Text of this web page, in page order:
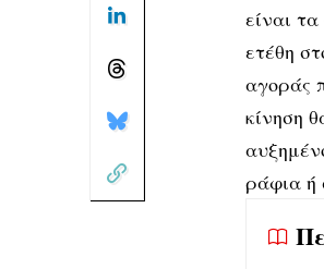
είναι
ετέθη
αγοράς
κίνηση
ράφια ή